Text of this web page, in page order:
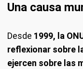
Una causa
Desde 1999, la
reflexionar sobre
ejercen sobre las